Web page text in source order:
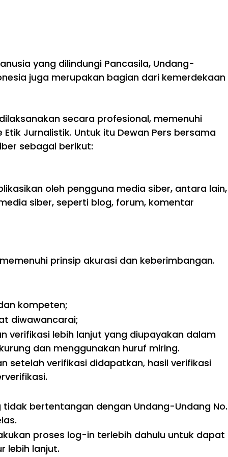
yang dilindungi Pancasila, Undang-
juga merupakan bagian dari kemerdekaan
secara profesional, memenuhi
Jurnalistik. Untuk itu Dewan Pers bersama
sebagai berikut:
oleh pengguna media siber, antara lain,
siber, seperti blog, forum, komentar
prinsip akurasi dan keberimbangan.
kompeten;
diwawancarai;
verifikasi lebih lanjut yang diupayakan dalam
dan menggunakan huruf miring.
setelah verifikasi didapatkan, hasil verifikasi
bertentangan dengan Undang-Undang No.
proses log-in terlebih dahulu untuk dapat
lebih lanjut.